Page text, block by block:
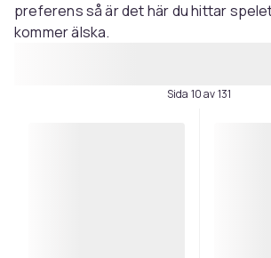
preferens så är det här du hittar
kommer älska.
Sida 10 av 131